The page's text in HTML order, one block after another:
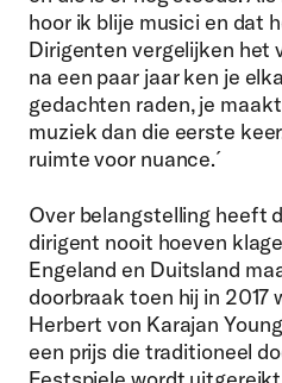
hoor ik blije musici en dat
Dirigenten vergelijken het
na een paar jaar ken je
gedachten raden, je
muziek dan die eerste
ruimte voor nuance.´
Over belangstelling heeft
dirigent nooit hoeven
Engeland en Duitsland
doorbraak toen hij in 2017
Herbert von Karajan
een prijs die traditioneel